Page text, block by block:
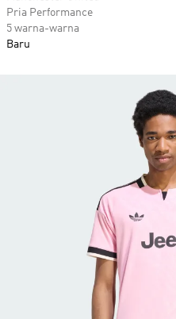
Pria Performance
5 warna-warna
Baru